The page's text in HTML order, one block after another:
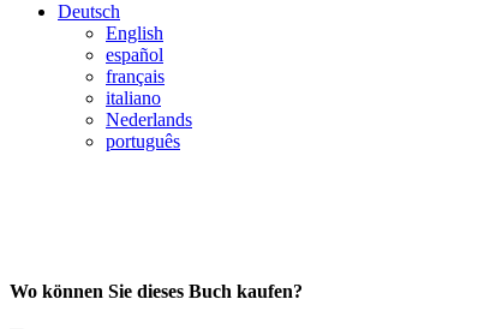
Deutsch
English
español
français
italiano
Nederlands
português
Wo können Sie dieses Buch kaufen?